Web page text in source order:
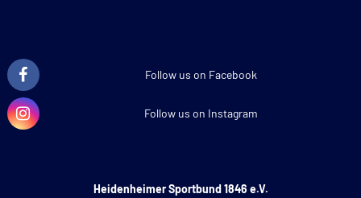
Follow us on Facebook
Follow us on Instagram
Heidenheimer Sportbund 1846 e.V.